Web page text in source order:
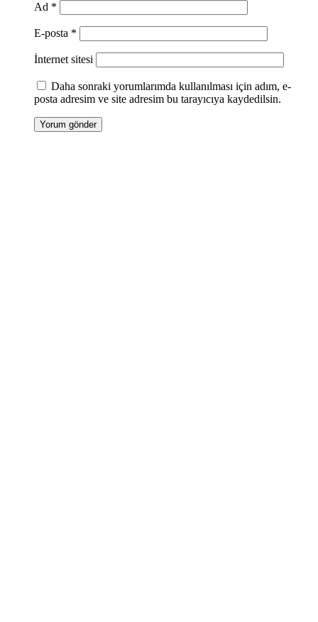
Ad *
E-posta *
İnternet sitesi
Daha sonraki yorumlarımda kullanılması için adım, e-
posta adresim ve site adresim bu tarayıcıya kaydedilsin.